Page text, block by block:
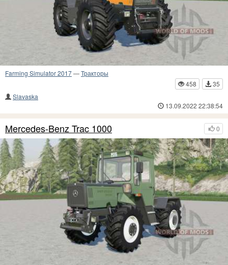
Farming Simulator 2017—Тракторы
458
35
Slavaska
13.09.2022 22:38:54
0
Mercedes-Benz Trac 1000